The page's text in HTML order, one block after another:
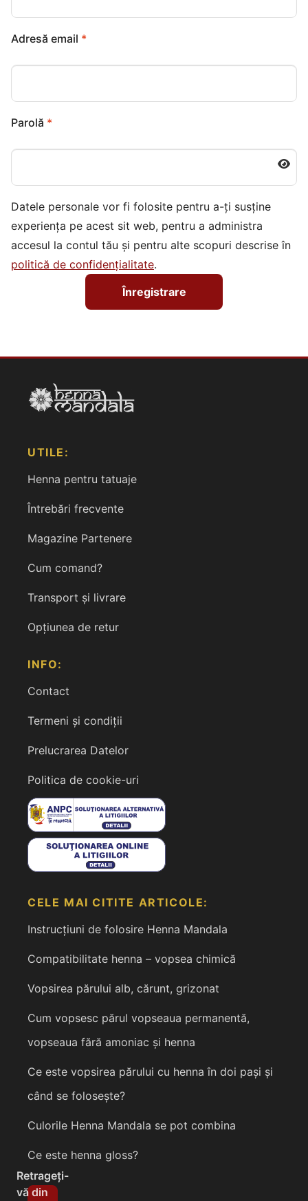
Adresă email *Obligatoriu
Parolă *Obligatoriu
Datele personale vor fi folosite pentru a-ți susține
experiența pe acest sit web, pentru a administra
accesul la contul tău și pentru alte scopuri descrise în
politică de confidențialitate.
Înregistrare
UTILE:
Henna pentru tatuaje
Întrebări frecvente
Magazine Partenere
Cum comand?
Transport și livrare
Opțiunea de retur
INFO:
Contact
Termeni și condiții
Prelucrarea Datelor
Politica de cookie-uri
CELE MAI CITITE ARTICOLE:
Instrucțiuni de folosire Henna Mandala
Compatibilitate henna – vopsea chimică
Vopsirea părului alb, cărunt, grizonat
Cum vopsesc părul vopseaua permanentă,
vopseaua fără amoniac și henna
Ce este vopsirea părului cu henna în doi pași și
când se folosește?
Culorile Henna Mandala se pot combina
Ce este henna gloss?
Retrageți-
vă din